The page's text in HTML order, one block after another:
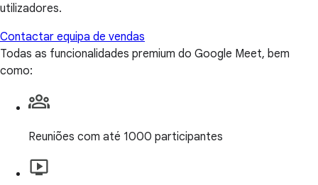
utilizadores.
Contactar equipa de vendas
Todas as funcionalidades premium do Google Meet, bem
como:
Reuniões com até 1000 participantes